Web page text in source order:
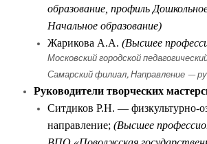
образование, профиль
Начальное образование)
Жарикова А.А. (Высшее
Московский городской
Самарский филиал, Направление —
Руководители творческих
Ситдиков Р.Н. — физкультурно-
направление; (Высшее